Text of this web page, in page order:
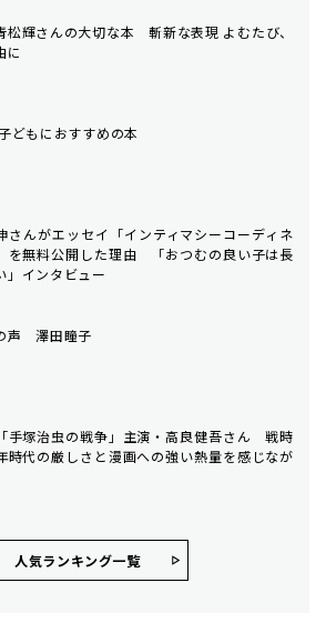
松輝さんの大切な本 斬新な表現 よむたび、
に
どもにおすすめの本
さんがエッセイ「インティマシーコーディネ
を無料公開した理由 「おつむの良い子は長
」インタビュー
声 澤田瞳子
手塚治虫の戦争」主演・高良健吾さん 戦時
時代の厳しさと漫画への強い熱量を感じなが
人気ランキング⼀覧